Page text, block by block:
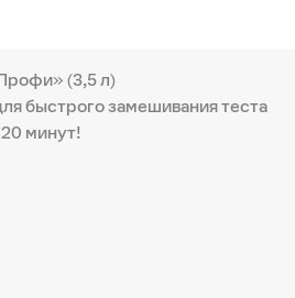
(3,5 л)
быстрого замешивания теста
20 минут!